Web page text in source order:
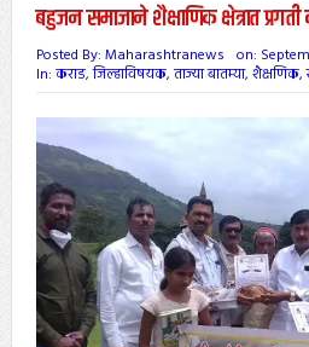
बहुजन समाजाने शैक्षाणिक क्षेत्रात प्रगती
Posted By: Maharashtranews on:
In: कराड,जिल्हाविषयक, ताज्या बातम्या, शैक्षणिक,